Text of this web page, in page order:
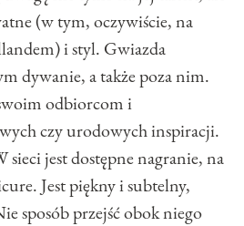
(w tym, oczywiście, na
i styl. Gwiazda
dywanie, a także poza nim.
odbiorcom i
czy urodowych inspiracji.
sieci jest dostępne nagranie, na
Jest piękny i subtelny,
sposób przejść obok niego